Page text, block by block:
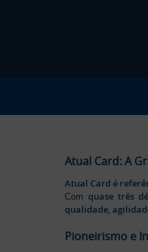
Atual Card: A
Atual Card é
Comquase três
qualidade,
Pioneirismo e